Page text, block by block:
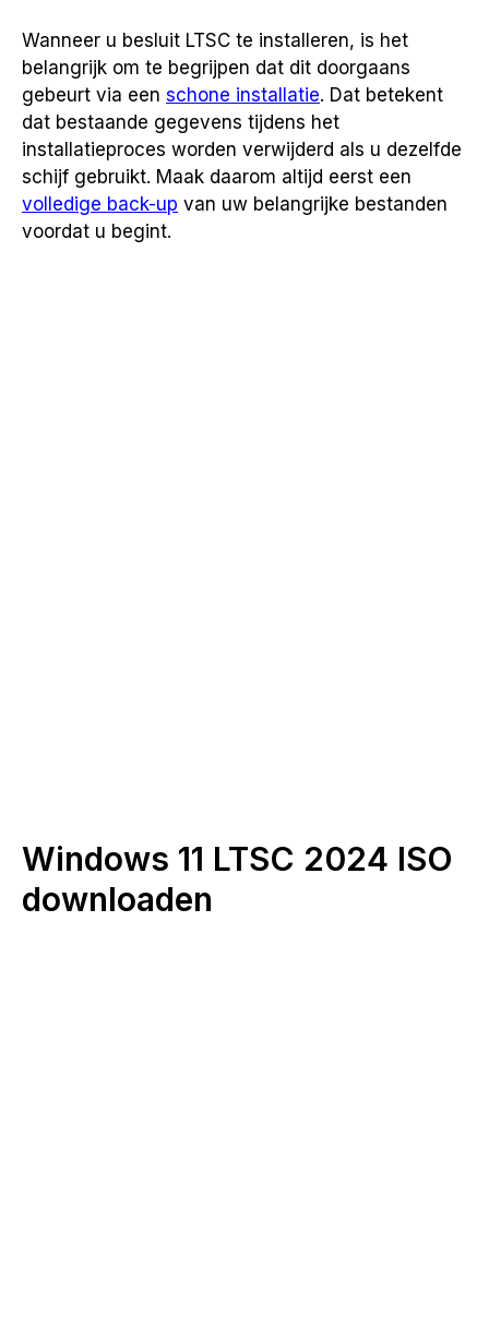
Wanneer u besluit LTSC te installeren, is het
belangrijk om te begrijpen dat dit doorgaans
gebeurt via een schone installatie. Dat betekent
dat bestaande gegevens tijdens het
installatieproces worden verwijderd als u dezelfde
schijf gebruikt. Maak daarom altijd eerst een
volledige back-up van uw belangrijke bestanden
voordat u begint.
Windows 11 LTSC 2024 ISO
downloaden